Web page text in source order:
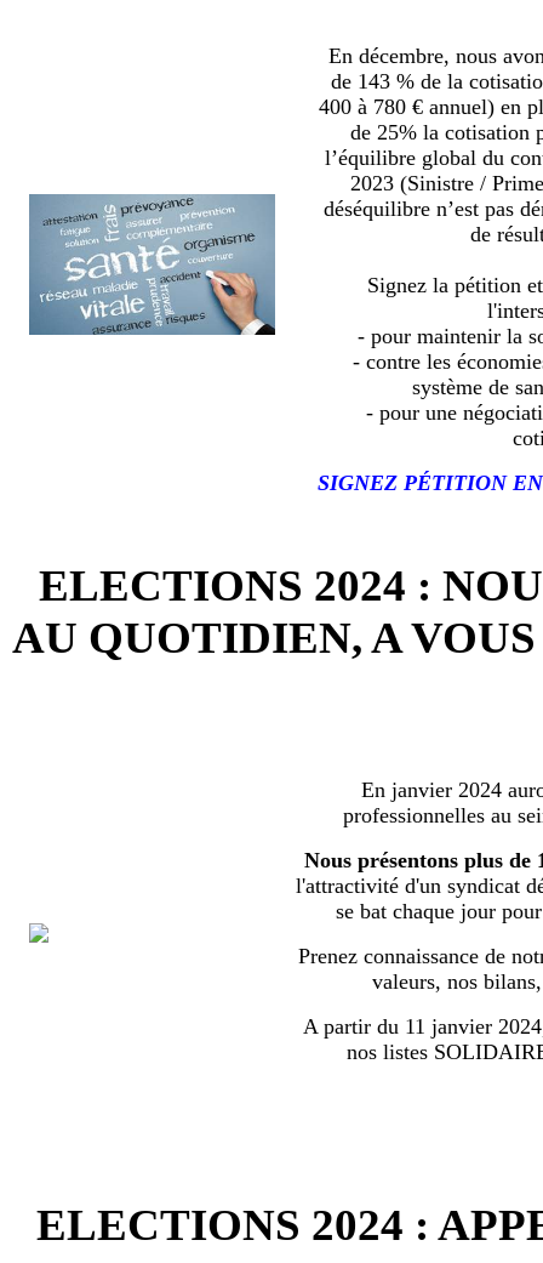
En décembre, nous
de 143 % de la
400 à 780 € annuel) en
de 25% la cotisation
l’équilibre global du
2023 (Sinistre /
déséquilibre n’est pas
de
Signez la pétition
- pour maintenir la
- contre les
système de
- pour une
SIGNEZ PÉTITION
ELECTIONS 2024 :
AU QUOTIDIEN, A
En janvier 2024
professionnelles au
Nous présentons plus de
l'attractivité d'un syndicat
se bat chaque jour
Prenez connaissance de
valeurs, nos
A partir du 11 janvier
nos listes
ELECTIONS 2024 :